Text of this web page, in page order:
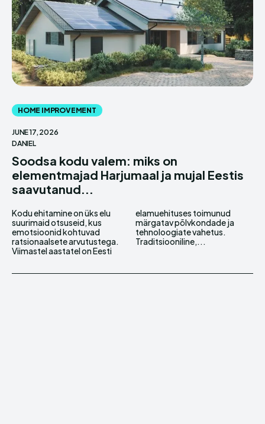
HOME IMPROVEMENT
JUNE 17, 2026
DANIEL
Soodsa kodu valem: miks on
elementmajad Harjumaal ja mujal Eestis
saavutanud...
Kodu ehitamine on üks elu
suurimaid otsuseid, kus
emotsioonid kohtuvad
ratsionaalsete arvutustega.
Viimastel aastatel on Eesti
elamuehituses toimunud
märgatav põlvkondade ja
tehnoloogiate vahetus.
Traditsiooniline,...